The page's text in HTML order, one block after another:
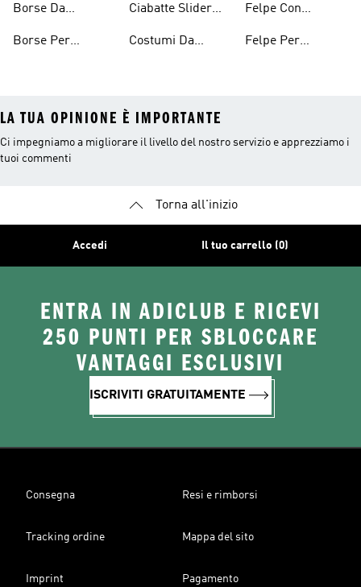
Bambini
Borse Da
Borse Per
Ciabatte Slider
Costumi Da
Felpe Con
Ragazzi
Felpe Per
LA TUA OPINIONE È IMPORTANTE
Ci impegniamo a migliorare il livello del nostro servizio e apprezziamo i
tuoi commenti
Torna all'inizio
Accedi Il tuo carrello (0)
ENTRA IN ADICLUB E RICEVI
250 PUNTI PER SBLOCCARE
VANTAGGI ESCLUSIVI
ISCRIVITI GRATUITAMENTE
Consegna Resi e rimborsi
Tracking ordine Mappa del sito
Imprint Pagamento